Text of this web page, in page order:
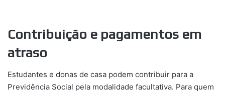
Contribuição e pagamentos em
atraso
Estudantes e donas de casa podem contribuir para a
Previdência Social pela modalidade facultativa. Para quem